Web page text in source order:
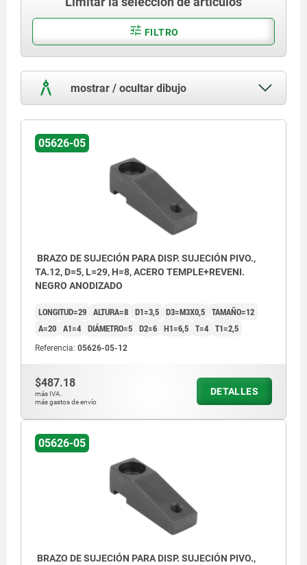
FILTRO
mostrar / ocultar dibujo
05626-05
BRAZO DE SUJECIÓN PARA DISP. SUJECIÓN PIVO.,
TA.12, D=5, L=29, H=8, ACERO TEMPLE+REVENI.
NEGRO ANODIZADO
LONGITUD=29 ALTURA=8 D1=3,5 D3=M3X0,5 TAMAÑO=12
A=20 A1=4 DIÁMETRO=5 D2=6 H1=6,5 T=4 T1=2,5
Referencia: 05626-05-12
$487.18
más IVA.
más gastos de envío
DETALLES
05626-05
BRAZO DE SUJECIÓN PARA DISP. SUJECIÓN PIVO.,